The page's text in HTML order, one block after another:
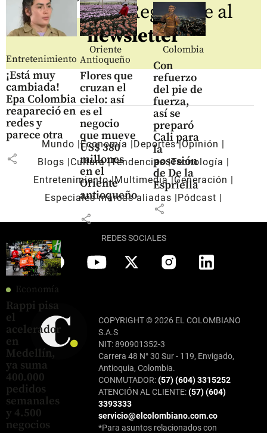
Entretenimiento
¡Está muy
cambiada!
Epa Colombia
reapareció en
redes y
parece otra
share
Oriente
Antioqueño
Flores que
cruzan el
cielo: así
es el
negocio
que mueve
US$ 380
millones
en el
Oriente
antioqueño
share
Colombia
Con
refuerzo
del pie de
fuerza,
así se
preparó
Cali para
la
posesión
de De la
Espriella
share
Economía
Rappi pisa
el
acelerador
en
Medellín,
ya suma
400.000
pedidos
semanales
y 4.500
negocios
Regístrate al
newsletter
Mundo Economía Deportes Opinión
Blogs
Cultura Tendencias Tecnología
Entretenimiento Multimedia
Generación
Especiales marcas aliadas
Pódcast
REDES SOCIALES
COPYRIGHT © 2026 EL COLOMBIANO
S.A.S
NIT: 890901352-3
Carrera 48 N° 30 Sur - 119, Envigado,
Antioquia, Colombia.
CONMUTADOR:(57) (604) 3315252
ATENCIÓN AL CLIENTE:(57) (604)
3393333
servicio@elcolombiano.com.co
*Para asuntos relacionados con